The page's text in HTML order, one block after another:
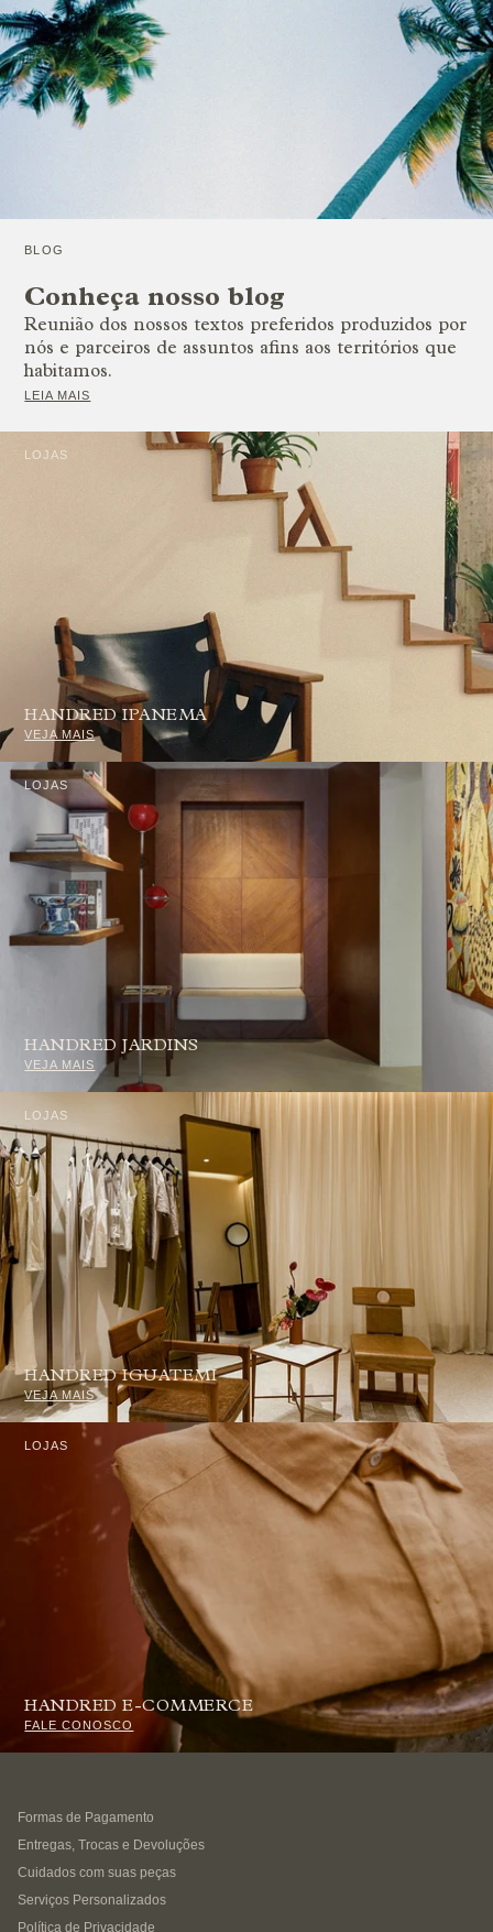
BLOG
Conheça nosso blog
Reunião dos nossos textos preferidos produzidos por
nós e parceiros de assuntos afins aos territórios que
habitamos.
LEIA MAIS
LOJAS
HANDRED IPANEMA
VEJA MAIS
LOJAS
HANDRED JARDINS
VEJA MAIS
LOJAS
HANDRED IGUATEMI
VEJA MAIS
LOJAS
HANDRED E-COMMERCE
FALE CONOSCO
Formas de Pagamento
Entregas, Trocas e Devoluções
Cuidados com suas peças
Serviços Personalizados
Política de Privacidade